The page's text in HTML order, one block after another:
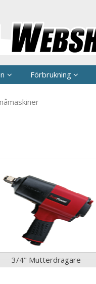
Förbrukning
3/4" Mutterdragare